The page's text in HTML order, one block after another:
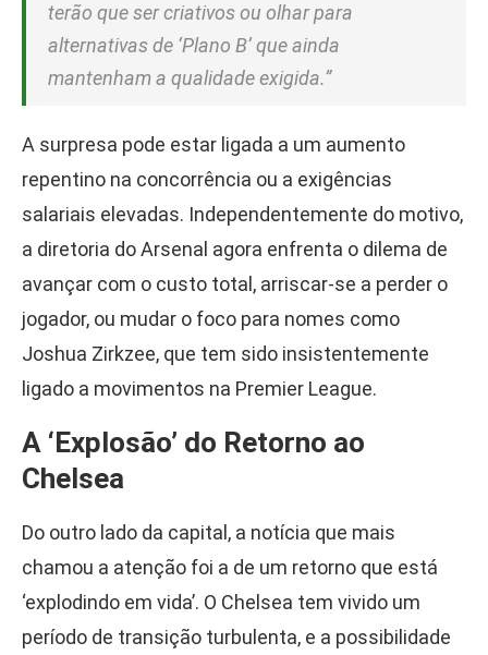
terão que ser criativos ou olhar para
alternativas de ‘Plano B’ que ainda
mantenham a qualidade exigida.”
A surpresa pode estar ligada a um aumento
repentino na concorrência ou a exigências
salariais elevadas. Independentemente do motivo,
a diretoria do Arsenal agora enfrenta o dilema de
avançar com o custo total, arriscar-se a perder o
jogador, ou mudar o foco para nomes como
Joshua Zirkzee, que tem sido insistentemente
ligado a movimentos na Premier League.
A ‘Explosão’ do Retorno ao
Chelsea
Do outro lado da capital, a notícia que mais
chamou a atenção foi a de um retorno que está
‘explodindo em vida’. O Chelsea tem vivido um
período de transição turbulenta, e a possibilidade